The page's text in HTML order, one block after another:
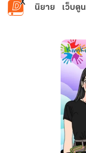
ข้ามไปยังเนื้อหาหลัก
นิยาย เว็บตูน